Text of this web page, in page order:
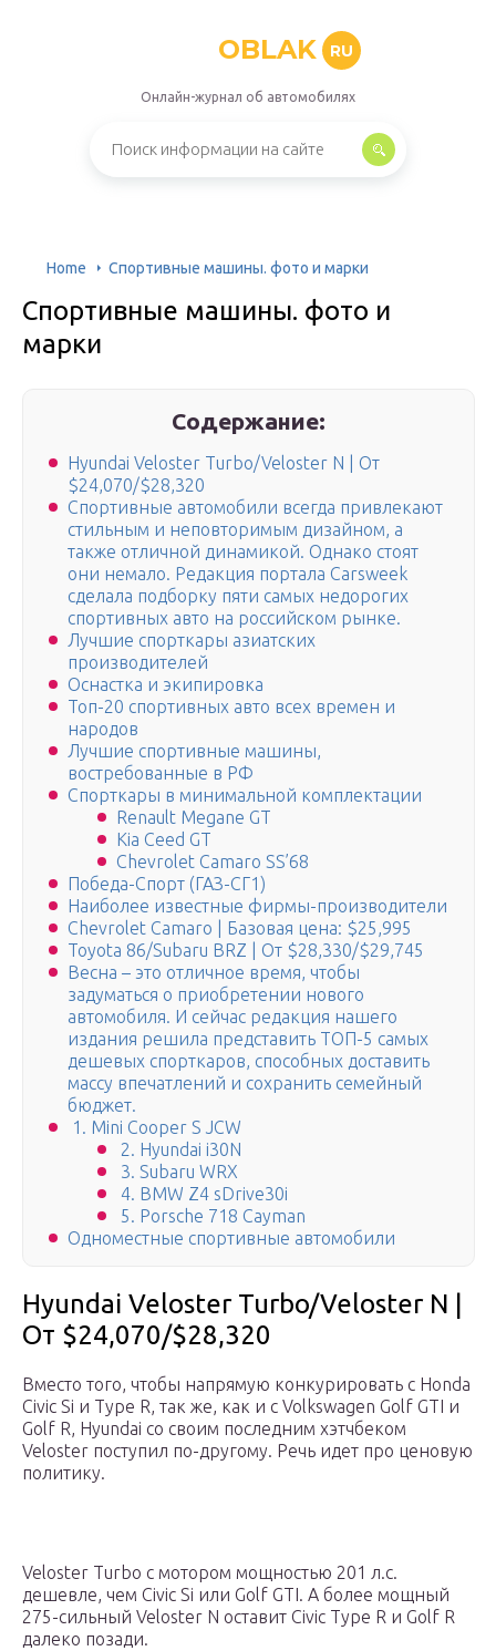
OBLAK RU
Онлайн-журнал об автомобилях
Home Спортивные машины. фото и марки
Спортивные машины. фото и
марки
Содержание:
Hyundai Veloster Turbo/Veloster N | От
$24,070/$28,320
Спортивные автомобили всегда привлекают
стильным и неповторимым дизайном, а
также отличной динамикой. Однако стоят
они немало. Редакция портала Carsweek
сделала подборку пяти самых недорогих
спортивных авто на российском рынке.
Лучшие спорткары азиатских
производителей
Оснастка и экипировка
Топ-20 спортивных авто всех времен и
народов
Лучшие спортивные машины,
востребованные в РФ
Спорткары в минимальной комплектации
Renault Megane GT
Kia Ceed GT
Chevrolet Camaro SS’68
Победа-Спорт (ГАЗ-СГ1)
Наиболее известные фирмы-производители
Chevrolet Camaro | Базовая цена: $25,995
Toyota 86/Subaru BRZ | От $28,330/$29,745
Весна – это отличное время, чтобы
задуматься о приобретении нового
автомобиля. И сейчас редакция нашего
издания решила представить ТОП-5 самых
дешевых спорткаров, способных доставить
массу впечатлений и сохранить семейный
бюджет.
1. Mini Cooper S JCW
2. Hyundai i30N
3. Subaru WRX
4. BMW Z4 sDrive30i
5. Porsche 718 Cayman
Одноместные спортивные автомобили
Hyundai Veloster Turbo/Veloster N |
От $24,070/$28,320
Вместо того, чтобы напрямую конкурировать с Honda
Civic Si и Type R, так же, как и с Volkswagen Golf GTI и
Golf R, Hyundai со своим последним хэтчбеком
Veloster поступил по-другому. Речь идет про ценовую
политику.
Veloster Turbo с мотором мощностью 201 л.с.
дешевле, чем Civic Si или Golf GTI. А более мощный
275-сильный Veloster N оставит Civic Type R и Golf R
далеко позади.